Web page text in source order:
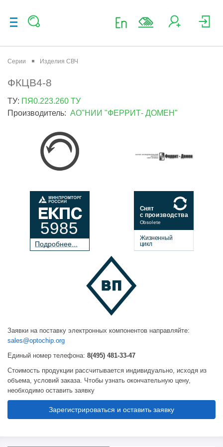
Серии Изделия СВЧ
ФКЦВ4-8
ТУ: ПЯ0.223.260 ТУ
Производитель: АО"НИИ "ФЕРРИТ- ДОМЕН"
Подробнее...
5985
Жизненный
цикл
Obsolete
Снят
с производства
Заявки на поставку электронных компонентов направляйте:
sales@optochip.org
Единый номер телефона: 8(495) 481-33-47
Стоимость продукции рассчитывается индивидуально, исходя из
объема, условий заказа. Чтобы узнать окончательную цену,
необходимо оставить заявку
Зарегистрироваться и оставить заявку